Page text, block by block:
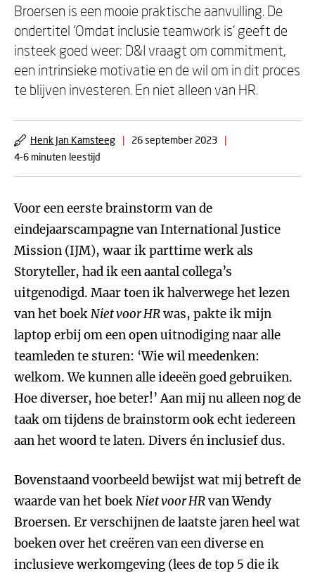
Broersen is een mooie praktische aanvulling. De
ondertitel ‘Omdat inclusie teamwork is’ geeft de
insteek goed weer: D&I vraagt om commitment,
een intrinsieke motivatie en de wil om in dit proces
te blijven investeren. En niet alleen van HR.
Henk Jan Kamsteeg | 26 september 2023
|
4-6 minuten leestijd
Voor een eerste brainstorm van de
eindejaarscampagne van International Justice
Mission (IJM), waar ik parttime werk als
Storyteller, had ik een aantal collega’s
uitgenodigd. Maar toen ik halverwege het lezen
van het boekNiet voor HRwas, pakte ik mijn
laptop erbij om een open uitnodiging naar alle
teamleden te sturen: ‘Wie wil meedenken:
welkom. We kunnen alle ideeën goed gebruiken.
Hoe diverser, hoe beter!’ Aan mij nu alleen nog de
taak om tijdens de brainstorm ook echt iedereen
aan het woord te laten. Divers én inclusief dus.
Bovenstaand voorbeeld bewijst wat mij betreft de
waarde van het boekNiet voor HRvan Wendy
Broersen. Er verschijnen de laatste jaren heel wat
boeken over het creëren van een diverse en
inclusieve werkomgeving (lees de top 5 die ik